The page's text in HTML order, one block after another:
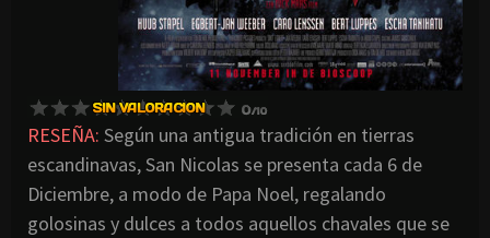
RESEÑA: Según una antigua tradición en tierras
escandinavas, San Nicolas se presenta cada 6 de
Diciembre, a modo de Papa Noel, regalando
golosinas y dulces a todos aquellos chavales que se